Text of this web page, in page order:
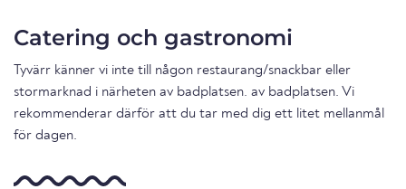
Catering och gastronomi
Tyvärr känner vi inte till någon restaurang/snackbar eller
stormarknad i närheten av badplatsen. av badplatsen. Vi
rekommenderar därför att du tar med dig ett litet mellanmål
för dagen.